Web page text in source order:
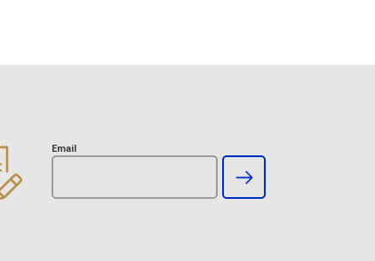
Email